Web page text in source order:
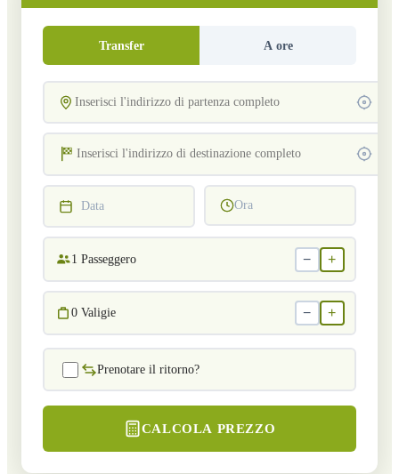
Transfer A ore
Data Ora
1 Passeggero − +
0 Valigie − +
Prenotare il ritorno?
CALCOLA PREZZO